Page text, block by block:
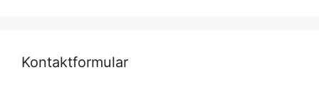
Kontaktformular